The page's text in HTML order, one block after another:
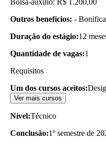
Outros benefícios: -
Duração do estágio:12
Quantidade de vagas:1
Requisitos
Um dos cursos aceitos:
Ver mais cursos
Nível:Técnico
Conclusão:1º semestre de